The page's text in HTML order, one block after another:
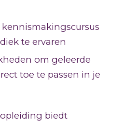
te ervaren
om geleerde
toe te passen in je
biedt